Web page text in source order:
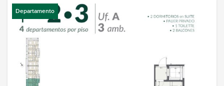
Departamento